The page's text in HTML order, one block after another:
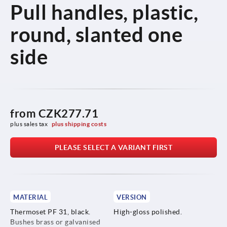
Pull handles, plastic,
round, slanted one
side
from CZK277.71
plus sales tax plus shipping costs
PLEASE SELECT A VARIANT FIRST
MATERIAL
Thermoset PF 31, black.
Bushes brass or galvanised
VERSION
High-gloss polished.